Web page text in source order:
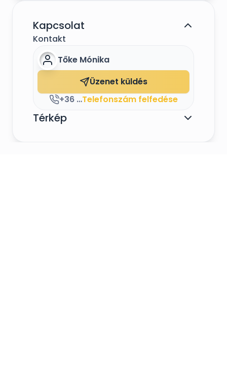
Kapcsolat
Kontakt
Tőke Mónika
Üzenet küldés
+36 30 334 3857Telefonszám felfedése
Térkép